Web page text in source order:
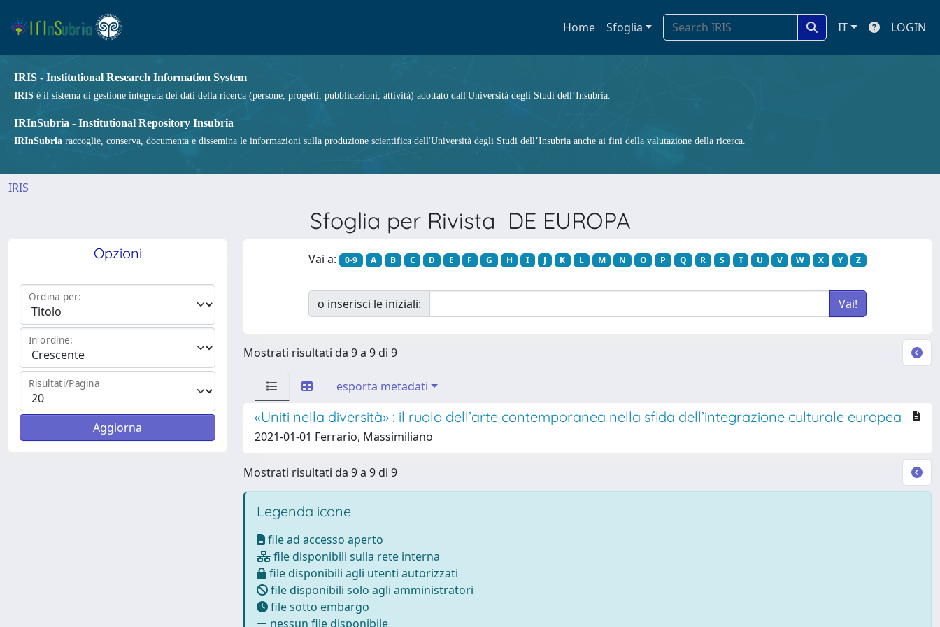
Home Sfoglia IT LOGIN
IRIS - Institutional Research Information System
IRIS è il sistema di gestione integrata dei dati della ricerca (persone, progetti, pubblicazioni, attività) adottato dall'Università degli Studi dell’Insubria.
IRInSubria - Institutional Repository Insubria
IRInSubria raccoglie, conserva, documenta e dissemina le informazioni sulla produzione scientifica dell'Università degli Studi dell’Insubria anche ai fini della valutazione della ricerca.
IRIS
Sfoglia per Rivista DE EUROPA
Opzioni
Ordina per:
In ordine:
Risultati/Pagina
Vai a: 0-9 A B C D E F G H I J K L M N O P Q R S T U V W X Y Z
o inserisci le iniziali:
Mostrati risultati da 9 a 9 di 9
esporta metadati
«Uniti nella diversità» : il ruolo dell’arte contemporanea nella sfida dell’integrazione culturale europea
2021-01-01 Ferrario, Massimiliano
Mostrati risultati da 9 a 9 di 9
Legenda icone
file ad accesso aperto
file disponibili sulla rete interna
file disponibili agli utenti autorizzati
file disponibili solo agli amministratori
file sotto embargo
nessun file disponibile